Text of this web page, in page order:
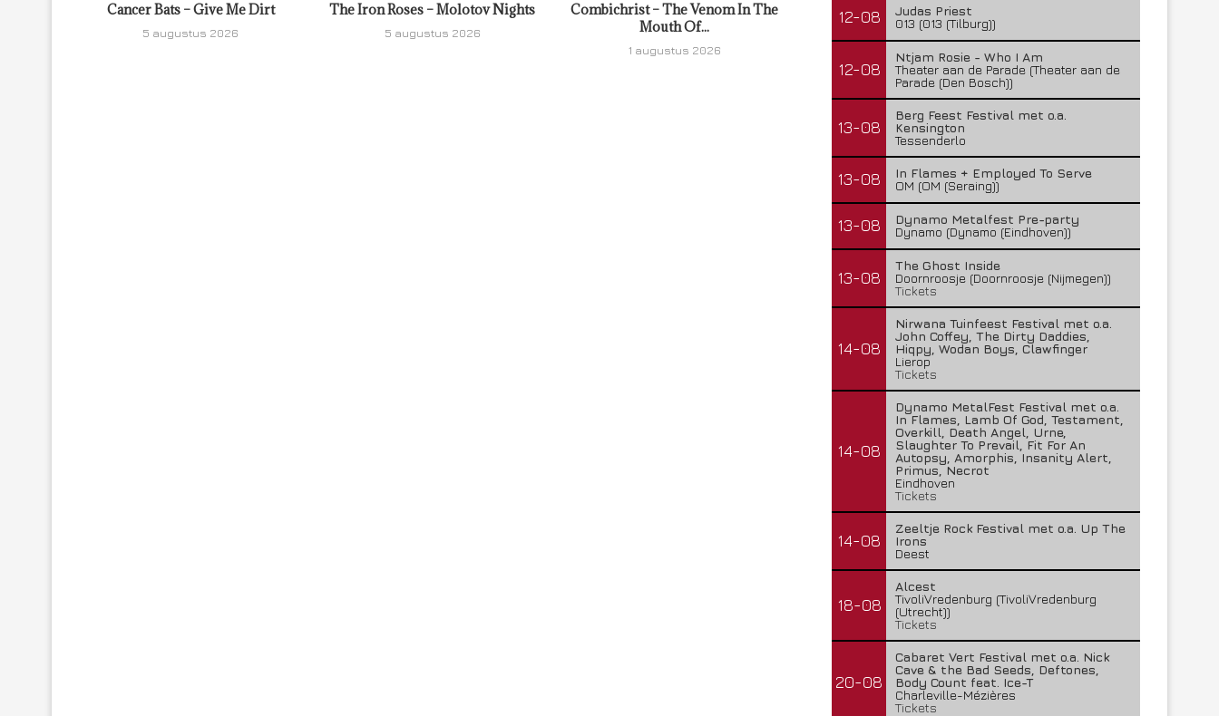
Cancer Bats – Give Me Dirt
5 augustus 2026
The Iron Roses – Molotov Nights
5 augustus 2026
Combichrist – The Venom In The
Mouth Of...
1 augustus 2026
12-08
Judas Priest
013 (013 (Tilburg))
12-08
Ntjam Rosie - Who I Am
Theater aan de Parade (Theater aan de
Parade (Den Bosch))
13-08
Berg Feest Festival met o.a.
Kensington
Tessenderlo
13-08
In Flames + Employed To Serve
OM (OM (Seraing))
13-08
Dynamo Metalfest Pre-party
Dynamo (Dynamo (Eindhoven))
13-08
The Ghost Inside
Doornroosje (Doornroosje (Nijmegen))
Tickets
14-08
Nirwana Tuinfeest Festival met o.a.
John Coffey, The Dirty Daddies,
Hiqpy, Wodan Boys, Clawfinger
Lierop
Tickets
14-08
Dynamo MetalFest Festival met o.a.
In Flames, Lamb Of God, Testament,
Overkill, Death Angel, Urne,
Slaughter To Prevail, Fit For An
Autopsy, Amorphis, Insanity Alert,
Primus, Necrot
Eindhoven
Tickets
14-08
Zeeltje Rock Festival met o.a. Up The
Irons
Deest
18-08
Alcest
TivoliVredenburg (TivoliVredenburg
(Utrecht))
Tickets
20-08
Cabaret Vert Festival met o.a. Nick
Cave & the Bad Seeds, Deftones,
Body Count feat. Ice-T
Charleville-Mézières
Tickets